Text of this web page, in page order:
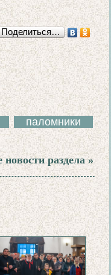
Поделиться…
паломники
новости раздела »